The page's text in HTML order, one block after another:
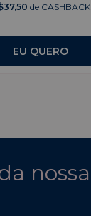
de CASHBACK
nossa